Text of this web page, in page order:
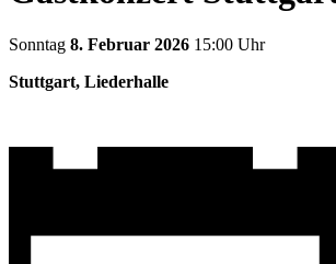
Sonntag 8. Februar 2026 15:00 Uhr
Stuttgart, Liederhalle